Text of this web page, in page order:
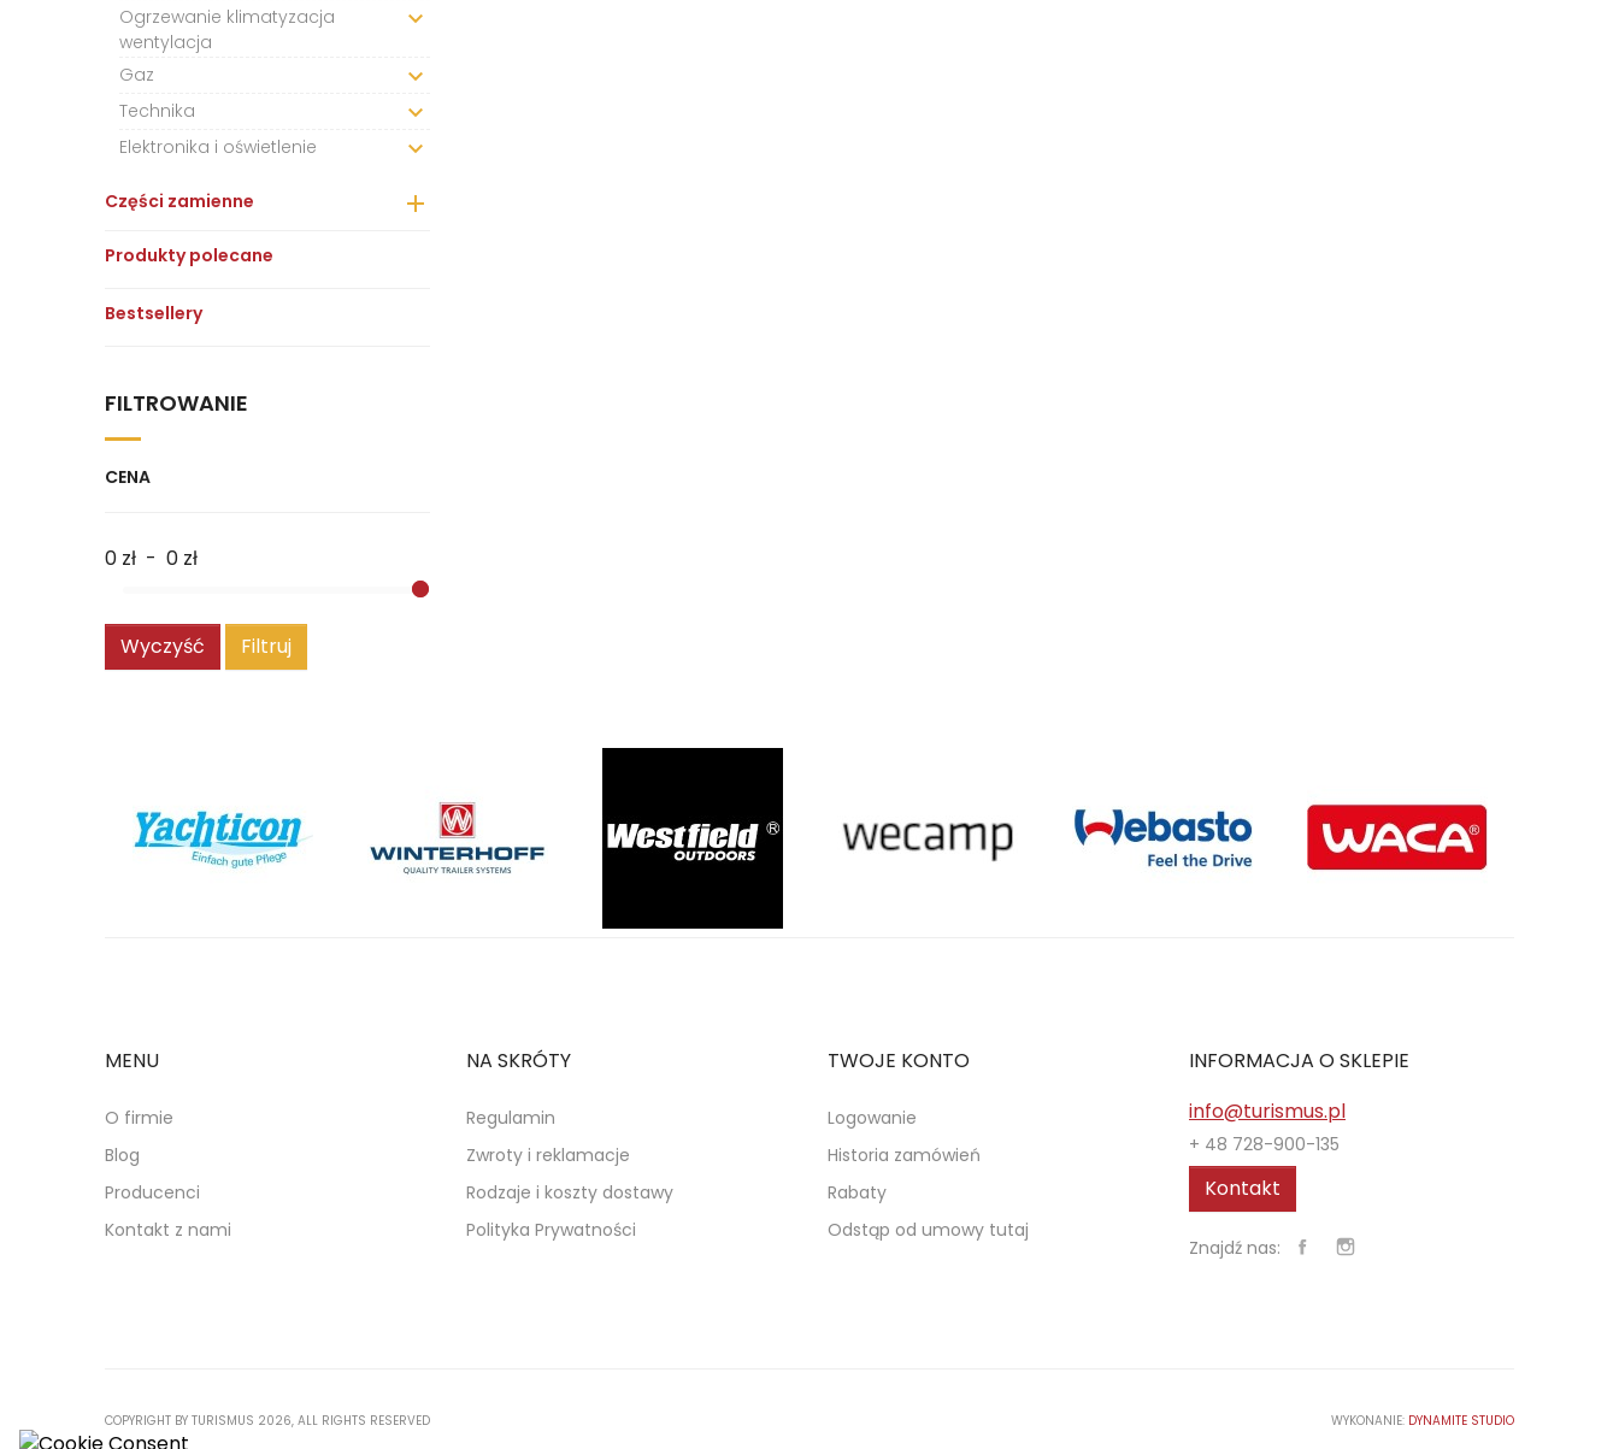
Ogrzewanie klimatyzacja
wentylacja

Gaz 
Technika 
Elektronika i oświetlenie 
Części zamienne 
Produkty polecane
Bestsellery
FILTROWANIE
CENA
0 zł - 0 zł
Wyczyść Filtruj
MENU
O firmie
Blog
Producenci
Kontakt z nami
NA SKRÓTY
Regulamin
Zwroty i reklamacje
Rodzaje i koszty dostawy
Polityka Prywatności
TWOJE KONTO
Logowanie
Historia zamówień
Rabaty
Odstąp od umowy tutaj
INFORMACJA O SKLEPIE
info@turismus.pl
+ 48 728-900-135
Kontakt
Znajdź nas:
COPYRIGHT BY TURISMUS 2026, ALL RIGHTS RESERVED WYKONANIE: DYNAMITE STUDIO